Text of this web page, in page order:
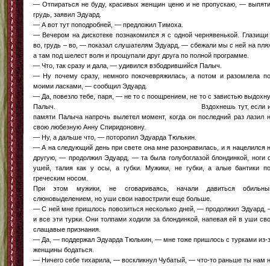
— Отпираться не буду, красивых женщин ценю и не пропускаю, —
грудь, заявил Эдуард.
— А вот тут поподробней, — предложил Тимоха.
— Вечером на дискотеке познакомился я с одной чернявенькой. Глазищи
во, грудь – во, — показал слушателям Эдуард, — сбежали мы с ней на
а там под шелест волн и прощупали друг друга по полной программе.
— Что, так сразу и дала, — удивился взбодрившийся Палыч.
— Ну почему сразу, немного покочевряжилась, а потом и разомлела
моими ласками, — сообщил Эдуард.
— Да, повезло тебе, паря, — не то с поощрением, не то с завистью
Палыч. Вздохнешь тут, если
памяти Палыча напрочь вылетел момент, когда он последний раз лазил
свою любезную Анну Спиридоновну.
— Ну, а дальше что, — поторопил Эдуарда Тюлькин.
— А на следующий день при свете она мне разонравилась, и я нацелился
другую, — продолжил Эдуард, — та была голубоглазой блондинкой, ноги
ушей, талия как у осы, а губки. Мужики, не губки, а алые бантики
греческим носом.
При этом мужики, не сговариваясь, начали давиться
слюновыделением, но уши свои навострили еще больше.
— С ней мне пришлось повозиться несколько дней, — продолжил Эдуард,
и все эти турки. Они толпами ходили за блондинкой, напевая ей в уши
слащавые признания.
— Да, — поддержал Эдуарда Тюлькин, — мне тоже пришлось с турками из-
женщины бодаться.
— Ничего себе тихарила, — воскликнул Чубатый, — что-то раньше ты нам